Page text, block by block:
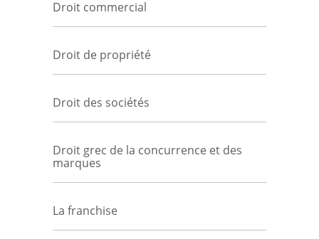
Droit commercial
Droit de propriété
Droit des sociétés
Droit grec de la concurrence et des
marques
La franchise